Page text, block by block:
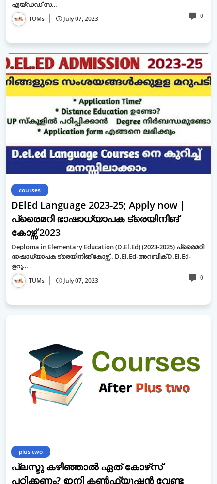
എയ്ഡഡ് സ…
TUMs July 07, 2023 0
courses
DElEd Language 2023-25; Apply now |
പ്രൈമറി ഭാഷാധ്യാപക ട്രെയിനിങ്
കോഴ്സ് 2023
Deploma in Elementary Education (D.El.Ed) (2023-2025) പ്രൈമറി
ഭാഷാധ്യാപക ട്രെയിനിങ് കോഴ്സ്.. D.El.Ed-അറബിക് D.El.Ed-
ഉറു…
TUMs July 07, 2023 0
plus two
പ്ലസ്ടു കഴിഞ്ഞാല്‍ ഏത് കോഴ്‌സ്
പഠിക്കണം? ഇനി കൺഫ്യൂഷൻ വേണ്ട